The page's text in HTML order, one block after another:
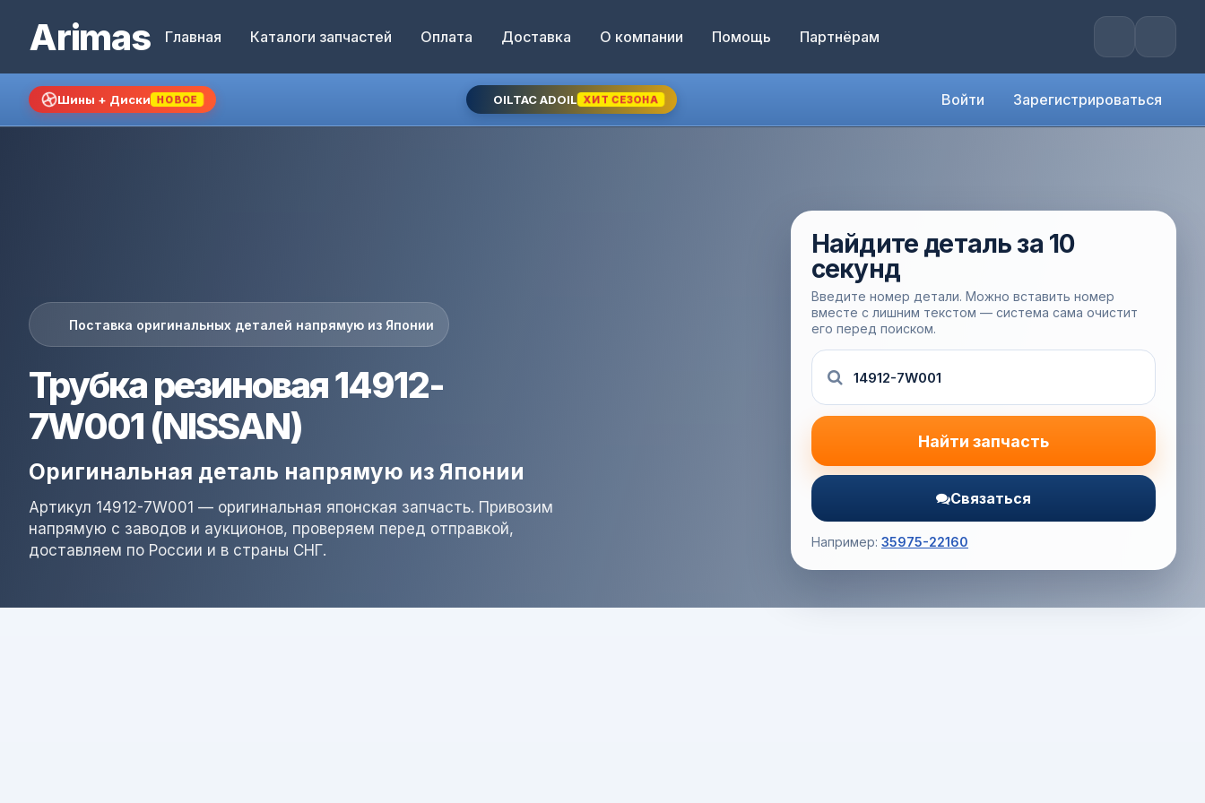
Arimas Главная Каталоги запчастей Оплата Доставка О компании Помощь Партнёрам
Шины + Диски НОВОЕ OILTAC ADOIL ХИТ СЕЗОНА Войти Зарегистрироваться
Поставка оригинальных деталей напрямую из Японии
Трубка резиновая 14912-
7W001 (NISSAN)
Оригинальная деталь напрямую из Японии
Артикул 14912-7W001 — оригинальная японская запчасть. Привозим
напрямую с заводов и аукционов, проверяем перед отправкой,
доставляем по России и в страны СНГ.
Найдите деталь за 10
секунд
Введите номер детали. Можно вставить номер
вместе с лишним текстом — система сама очистит
его перед поиском.
Найти запчасть
Связаться
Например: 35975-22160